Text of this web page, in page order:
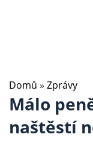
Domů » Zprávy
Málo
naštěstí